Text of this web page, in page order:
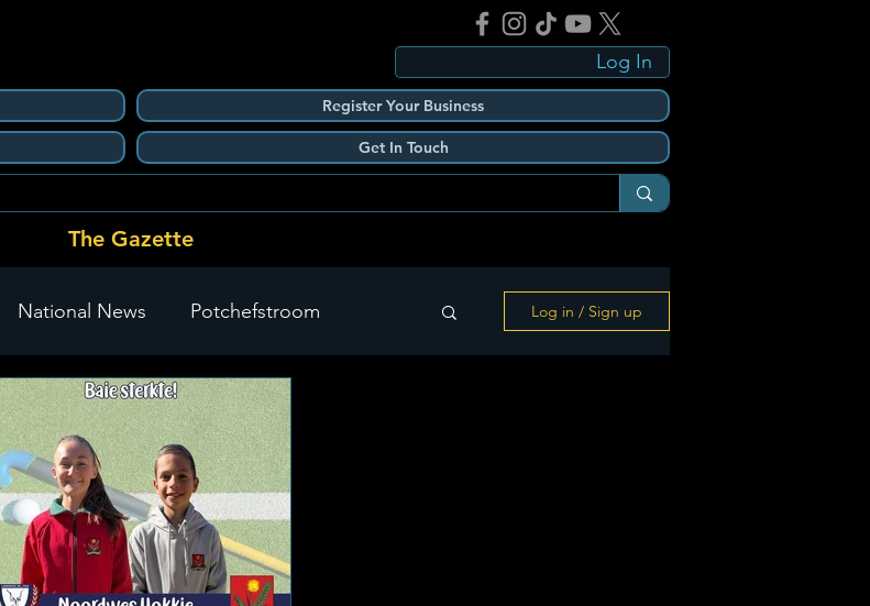
Log In
Register Your Business
Get In Touch
The Gazette
National News Potchefstroom
The Go-To Guy Updates
Log in / Sign up